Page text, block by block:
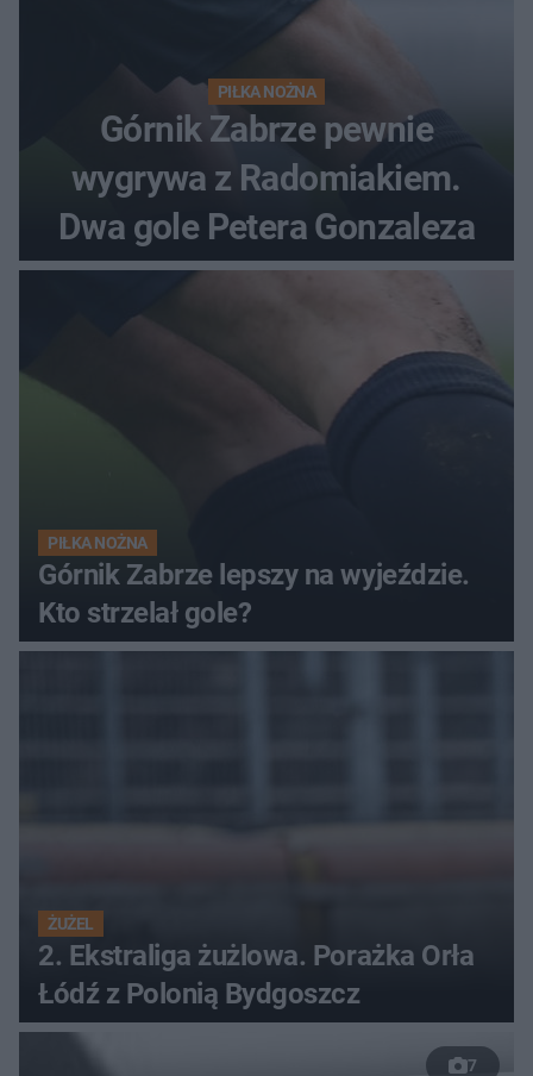
PIŁKA NOŻNA
Górnik Zabrze pewnie
wygrywa z Radomiakiem.
Dwa gole Petera Gonzaleza
PIŁKA NOŻNA
Górnik Zabrze lepszy na wyjeździe.
Kto strzelał gole?
ŻUŻEL
2. Ekstraliga żużlowa. Porażka Orła
Łódź z Polonią Bydgoszcz
7